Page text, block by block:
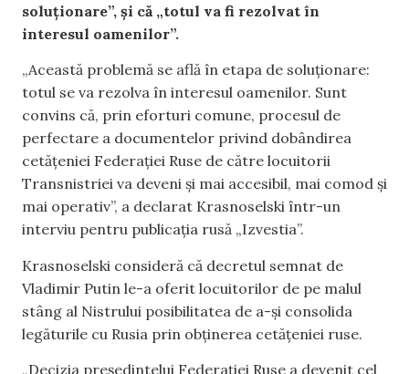
soluționare”, și că „totul va fi rezolvat în
interesul oamenilor”.
„Această problemă se află în etapa de soluționare:
totul se va rezolva în interesul oamenilor. Sunt
convins că, prin eforturi comune, procesul de
perfectare a documentelor privind dobândirea
cetățeniei Federației Ruse de către locuitorii
Transnistriei va deveni și mai accesibil, mai comod și
mai operativ”, a declarat Krasnoselski într-un
interviu pentru publicația rusă „Izvestia”.
Krasnoselski consideră că decretul semnat de
Vladimir Putin le-a oferit locuitorilor de pe malul
stâng al Nistrului posibilitatea de a-și consolida
legăturile cu Rusia prin obținerea cetățeniei ruse.
„Decizia președintelui Federației Ruse a devenit cel